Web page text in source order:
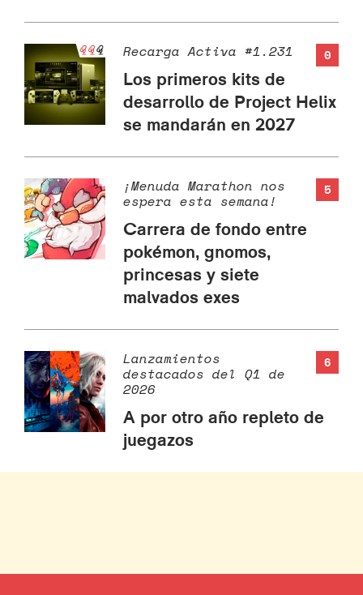
0
Recarga Activa #1.231
Los primeros kits de
desarrollo de Project Helix
se mandarán en 2027
5
¡Menuda Marathon nos
espera esta semana!
Carrera de fondo entre
pokémon, gnomos,
princesas y siete
malvados exes
6
Lanzamientos
destacados del Q1 de
2026
A por otro año repleto de
juegazos